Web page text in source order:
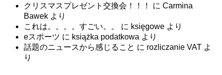
クリスマスプレゼント交換会！！！
に Carmina
Bawek より
これは。。。。すごい。。
に księgowe より
eスポーツ に książka podatkowa より
話題のニュースから感じること に rozliczanie VAT よ
り